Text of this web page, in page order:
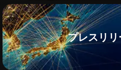
プレスリ